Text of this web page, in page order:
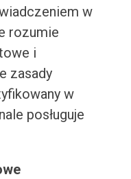
w
rozumie
i
zasady
w
posługuje